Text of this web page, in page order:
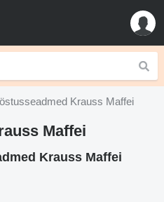
Krauss Maffei
Maffei
Krauss Maffei